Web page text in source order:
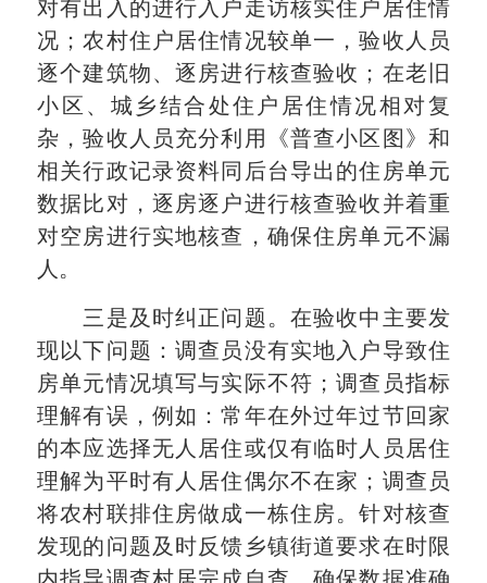
对有出入的进行入户走访核实住户居住情
况；农村住户居住情况较单一，验收人员
逐个建筑物、逐房进行核查验收；在老旧
小区、城乡结合处住户居住情况相对复
杂，验收人员充分利用《普查小区图》和
相关行政记录资料同后台导出的住房单元
数据比对，逐房逐户进行核查验收并着重
对空房进行实地核查，确保住房单元不漏
人。
三是及时纠正问题。在验收中主要发
现以下问题：调查员没有实地入户导致住
房单元情况填写与实际不符；调查员指标
理解有误，例如：常年在外过年过节回家
的本应选择无人居住或仅有临时人员居住
理解为平时有人居住偶尔不在家；调查员
将农村联排住房做成一栋住房。针对核查
发现的问题及时反馈乡镇街道要求在时限